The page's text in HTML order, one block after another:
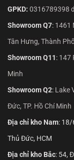
GPKD: 0316789398
Showroom Q7: 1461
Tân Hưng, Thành
Showroom Q11: 147
Minh
Showroom Q2: Lake
Đức, TP. Hồ Chí Minh
Địa chỉ kho Nam: 18/
Thủ Đức, HCM
Địa chỉ kho Bắc: 54,